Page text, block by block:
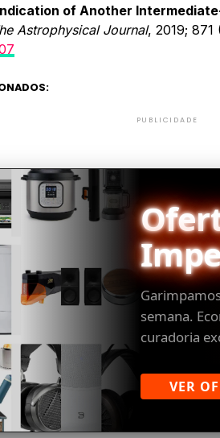
of Another
Astrophysical Journal, 2019; 871
PUBLICIDADE
semana.
curadoria
VER